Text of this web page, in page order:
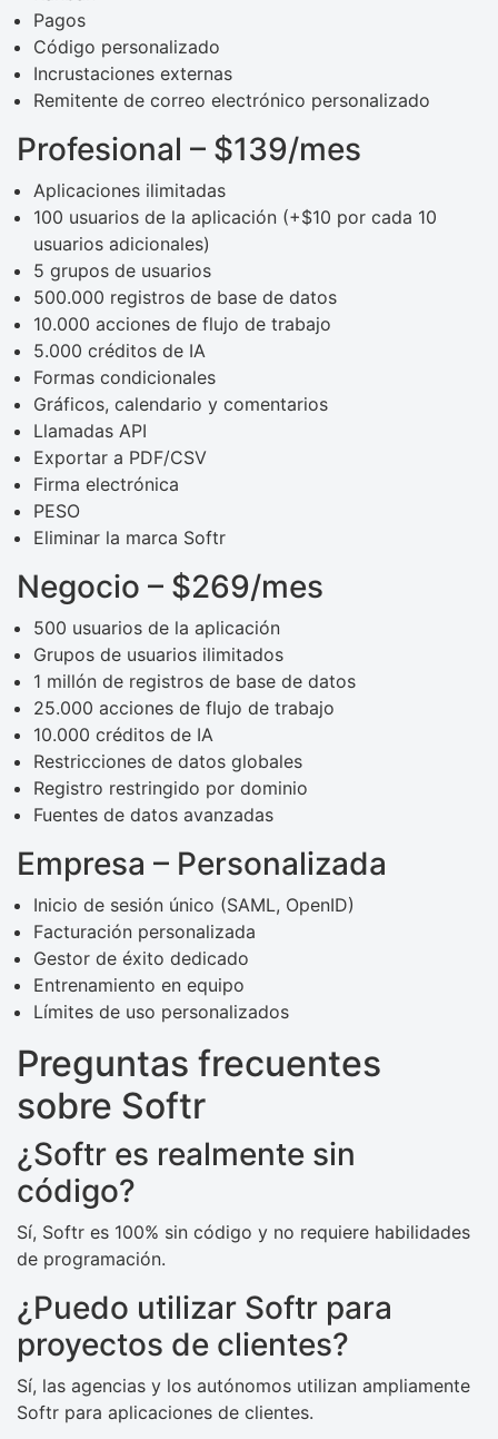
Pagos
Código personalizado
Incrustaciones externas
Remitente de correo electrónico personalizado
Profesional – $139/mes
Aplicaciones ilimitadas
100 usuarios de la aplicación (+$10 por cada 10
usuarios adicionales)
5 grupos de usuarios
500.000 registros de base de datos
10.000 acciones de flujo de trabajo
5.000 créditos de IA
Formas condicionales
Gráficos, calendario y comentarios
Llamadas API
Exportar a PDF/CSV
Firma electrónica
PESO
Eliminar la marca Softr
Negocio – $269/mes
500 usuarios de la aplicación
Grupos de usuarios ilimitados
1 millón de registros de base de datos
25.000 acciones de flujo de trabajo
10.000 créditos de IA
Restricciones de datos globales
Registro restringido por dominio
Fuentes de datos avanzadas
Empresa – Personalizada
Inicio de sesión único (SAML, OpenID)
Facturación personalizada
Gestor de éxito dedicado
Entrenamiento en equipo
Límites de uso personalizados
Preguntas frecuentes
sobre Softr
¿Softr es realmente sin
código?
Sí, Softr es 100% sin código y no requiere habilidades
de programación.
¿Puedo utilizar Softr para
proyectos de clientes?
Sí, las agencias y los autónomos utilizan ampliamente
Softr para aplicaciones de clientes.